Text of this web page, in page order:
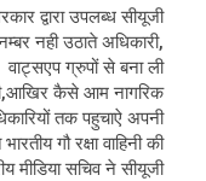
द्वारा उपलब्ध सीयूजी
नही उठाते अधिकारी,
वाट्सएप ग्रुपों से बना ली
कैसे आम नागरिक
तक पहुचाऐ अपनी
गौ रक्षा वाहिनी की
मीडिया सचिव ने सीयूजी